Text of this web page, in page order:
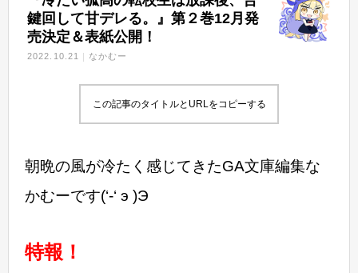
鍵回して甘デレる。』第２巻12月発
売決定＆表紙公開！
2022.10.21 なかむー
この記事のタイトルとURLをコピーする
朝晩の風が冷たく感じてきたGA文庫編集な
かむーです(‘-‘ э )Э
特報！